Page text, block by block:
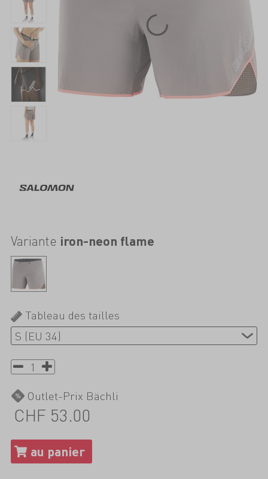
Variante iron-neon flame
Tableau des tailles
Outlet-Prix Bächli
CHF 53.00